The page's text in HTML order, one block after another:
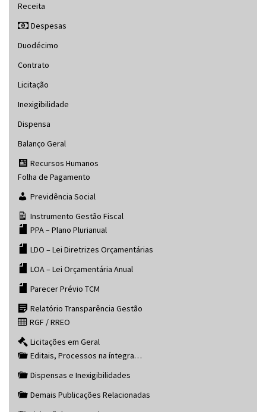
Receita
Despesas
Duodécimo
Contrato
Licitação
Inexigibilidade
Dispensa
Balanço Geral
Recursos Humanos
Folha de Pagamento
Previdência Social
Instrumento Gestão Fiscal
PPA – Plano Plurianual
LDO – Lei Diretrizes Orçamentárias
LOA – Lei Orçamentária Anual
Parecer Prévio TCM
Relatório Transparência Gestão
RGF / RREO
Licitações em Geral
Editais, Processos na íntegra…
Dispensas e Inexigibilidades
Demais Publicações Relacionadas